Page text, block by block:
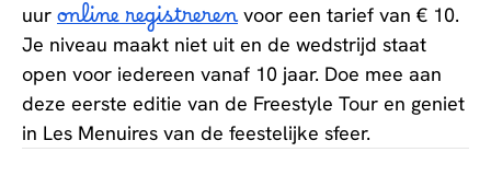
uur online registreren voor een tarief van € 10.
Je niveau maakt niet uit en de wedstrijd staat
open voor iedereen vanaf 10 jaar. Doe mee aan
deze eerste editie van de Freestyle Tour en geniet
in Les Menuires van de feestelijke sfeer.